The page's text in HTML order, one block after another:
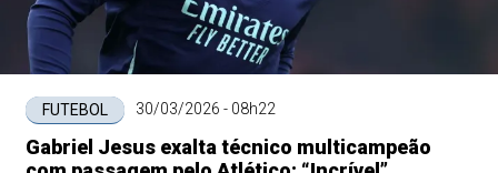
FUTEBOL 30/03/2026 - 08h22
Gabriel Jesus exalta técnico multicampeão